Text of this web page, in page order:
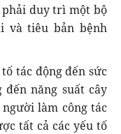
duy trì một bộ
và tiêu bản bệnh
tác động đến sức
năng suất cây
làm công tác
tất cả các yếu tố